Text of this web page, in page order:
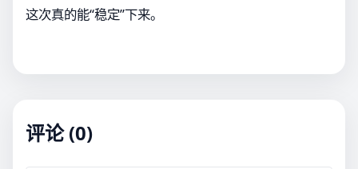
这次真的能“稳定”下来。
评论 (0)